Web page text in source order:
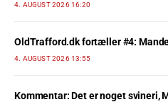
4. AUGUST 2026 16:20
OldTrafford.dk fortæller #4:
4. AUGUST 2026 13:55
Kommentar: Det er noget svineri,